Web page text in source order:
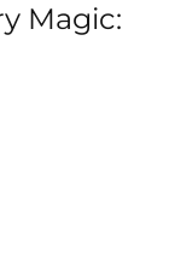
Magic: